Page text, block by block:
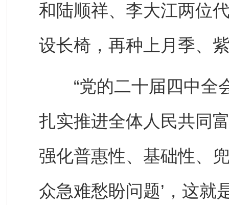
和陆顺祥、李大江两位
设长椅，再种上月季、
“党的二十届四中全会
扎实推进全体人民共同
强化普惠性、基础性、
众急难愁盼问题’，这就